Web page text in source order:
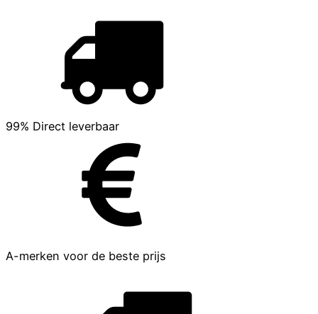
99% Direct leverbaar
A-merken voor de beste prijs